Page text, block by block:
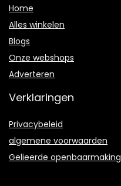
Home
Alles winkelen
Blogs
Onze webshops
Adverteren
Verklaringen
Privacybeleid
algemene voorwaarden
Gelieerde openbaarmaking